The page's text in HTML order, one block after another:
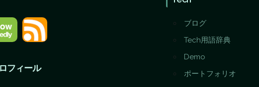
フィール
ブログ
Tech用語辞典
Demo
ポートフォリオ